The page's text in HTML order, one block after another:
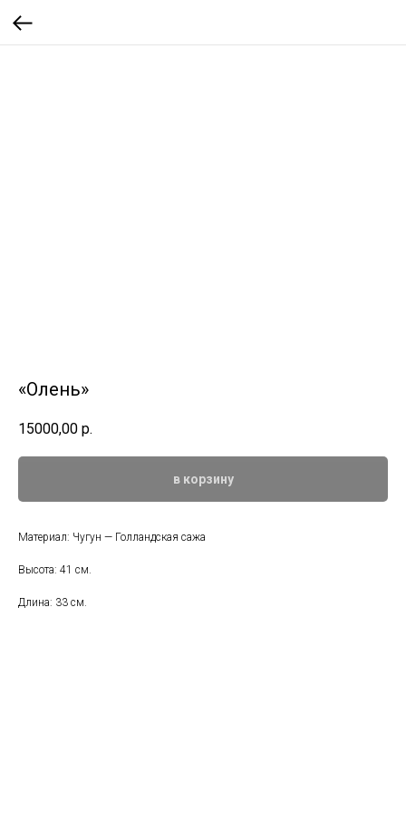
«Олень»
15000,00 р.
в корзину
Материал: Чугун — Голландская сажа
Высота: 41 см.
Длина: 33 см.